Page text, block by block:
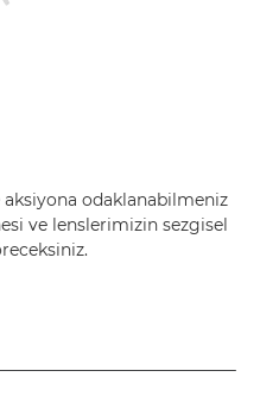
odaklanabilmeniz
ve lenslerimizin sezgisel